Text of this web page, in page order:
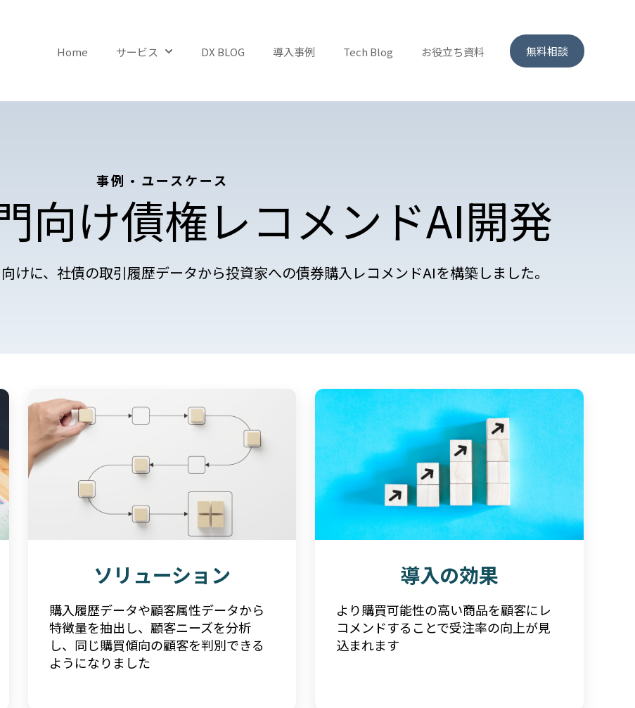
Home サービス Show submenu for サービス
DX BLOG 導入事例 Tech Blog お役立ち資料 無料相談
事例・ユースケース
向け債権レコメンドAI開発
けに、社債の取引履歴データから投資家への債券購入レコメンドAIを構築しました。
ソリューション
購入履歴データや顧客属性データから
特徴量を抽出し、顧客ニーズを分析
し、同じ購買傾向の顧客を判別できる
ようになりました
導入の効果
より購買可能性の高い商品を顧客にレ
コメンドすることで受注率の向上が見
込まれます